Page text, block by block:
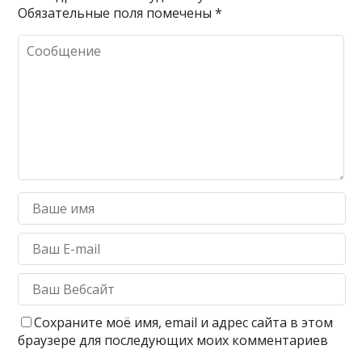
Обязательные поля помечены*
Сохраните моё имя, email и адрес сайта в этом
браузере для последующих моих комментариев